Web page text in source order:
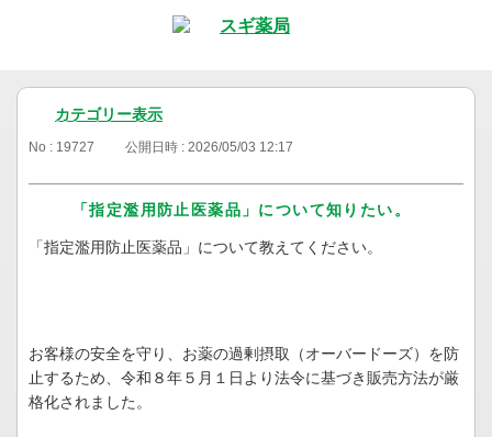
カテゴリー表示
No : 19727 公開日時 : 2026/05/03 12:17
「指定濫用防止医薬品」について知りたい。
「指定濫用防止医薬品」について教えてください。
お客様の安全を守り、お薬の過剰摂取（オーバードーズ）を防
止するため、令和８年５月１日より法令に基づき販売方法が厳
格化されました。